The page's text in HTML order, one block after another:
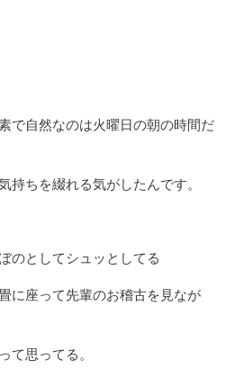
で自然なのは火曜日の朝の時間だ
持ちを綴れる気がしたんです。
のとしてシュッとしてる
に座って先輩のお稽古を見なが
て思ってる。